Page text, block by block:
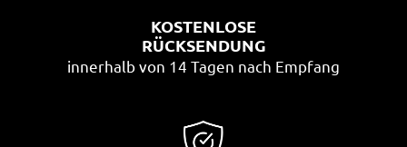
KOSTENLOSE
RÜCKSENDUNG
innerhalb von 14 Tagen nach Empfang